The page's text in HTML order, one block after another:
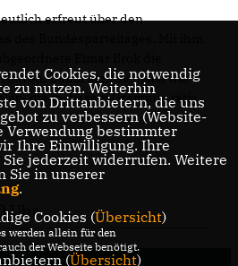
erfreut über den
des Bundesparteitages. Mit ihm
Damit sind sie nach wie
die in diesem Gremium tätig
Uhr
Cookies, die notwendig
zu nutzen. Weiterhin
von Drittanbietern, die uns
zu verbessern (Website-
Verwendung bestimmter
Ihre Einwilligung. Ihre
jederzeit widerrufen. Weitere
Sie in unserer
.
Cookies (Übersicht)
werden allein für den
der Webseite benötigt.
(Übersicht)